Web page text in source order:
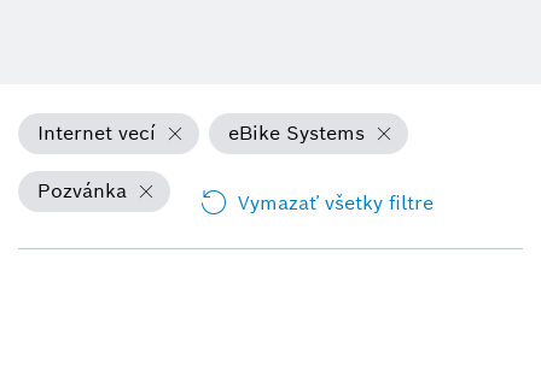
Internet vecí eBike Systems
Pozvánka Vymazať všetky filtre